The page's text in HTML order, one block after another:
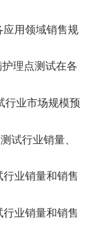
用领域销售规
理点测试在各
行业市场规模预
试行业销量、
业销量和销售
业销量和销售